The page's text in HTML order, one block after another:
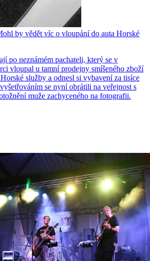
by vědět víc o vloupání do auta Horské
po neznámém pachateli, který se v
vloupal u tamní prodejny smíšeného zboží
služby a odnesl si vybavení za tisíce
se nyní obrátili na veřejnost s
muže zachyceného na fotografii.